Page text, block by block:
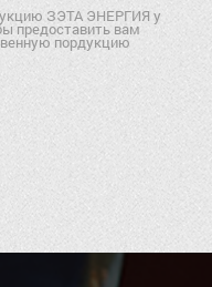
ЗЭТА ЭНЕРГИЯ у
предоставить вам
пордукцию